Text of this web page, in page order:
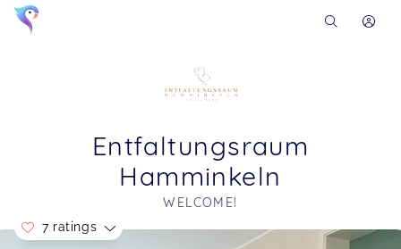
Entfaltungsraum
Hamminkeln
WELCOME!
Soon you will learn more about me here...
7 ratings